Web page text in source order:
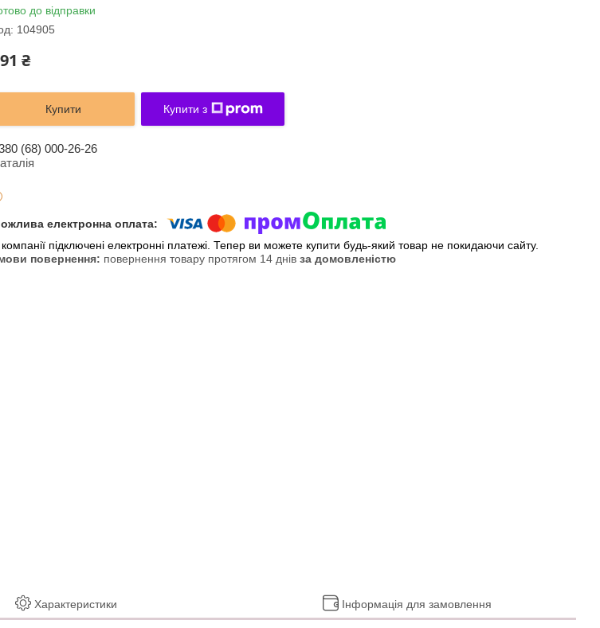
до відправки
104905
₴
Купити Купити з
(68) 000-26-26
підключені електронні платежі. Тепер ви можете купити будь-який товар не покидаючи сайту.
повернення товару протягом 14 днів за домовленістю
Характеристики Інформація для замовлення